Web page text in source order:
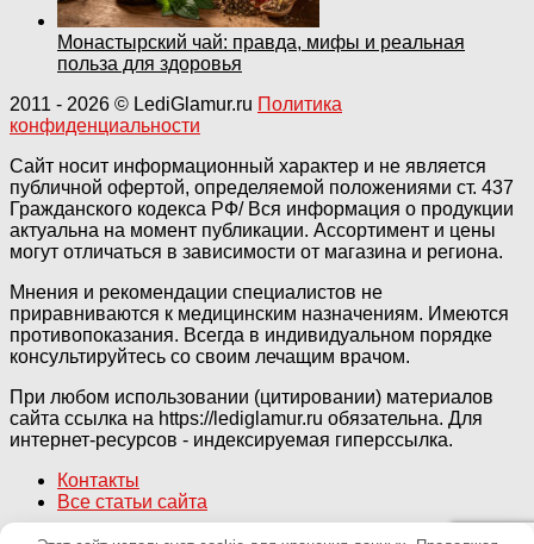
Монастырский чай: правда, мифы и реальная
польза для здоровья
2011 - 2026 © LediGlamur.ru Политика
конфиденциальности
Сайт носит информационный характер и не является
публичной офертой, определяемой положениями ст. 437
Гражданского кодекса РФ/ Вся информация о продукции
актуальна на момент публикации. Ассортимент и цены
могут отличаться в зависимости от магазина и региона.
Мнения и рекомендации специалистов не
приравниваются к медицинским назначениям. Имеются
противопоказания. Всегда в индивидуальном порядке
консультируйтесь со своим лечащим врачом.
При любом использовании (цитировании) материалов
сайта ссылка на https://lediglamur.ru обязательна. Для
интернет-ресурсов - индексируемая гиперссылка.
Контакты
Все статьи сайта